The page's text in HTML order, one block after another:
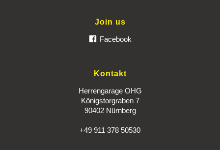
Join us
Facebook
Kontakt
Herrengarage OHG
Königstorgraben 7
90402 Nürnberg
+49 911 378 50530